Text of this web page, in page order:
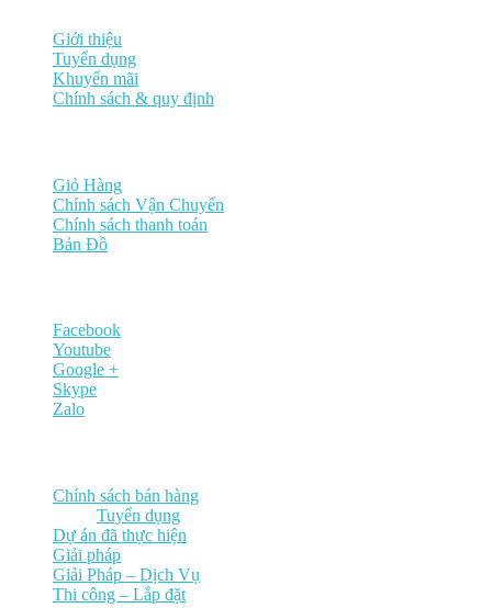
Giới thiệu
Tuyển dụng
Khuyến mãi
Chính sách & quy định
Giỏ Hàng
Chính sách Vận Chuyển
Chính sách thanh toán
Bản Đồ
Facebook
Youtube
Google +
Skype
Zalo
Chính sách bán hàng
Tuyển dụng
Dự án đã thực hiện
Giải pháp
Giải Pháp – Dịch Vụ
Thi công – Lắp đặt